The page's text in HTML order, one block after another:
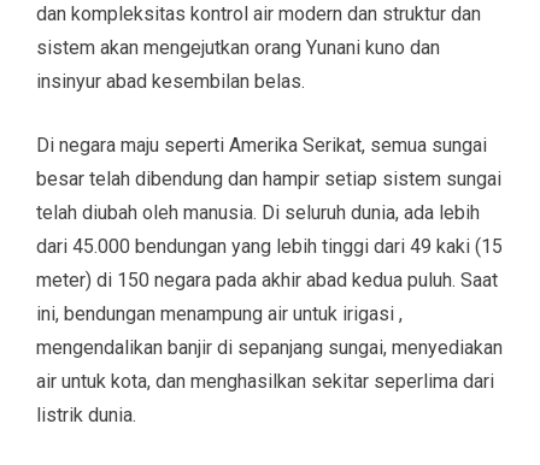
dan kompleksitas kontrol air modern dan struktur dan
sistem akan mengejutkan orang Yunani kuno dan
insinyur abad kesembilan belas.
Di negara maju seperti Amerika Serikat, semua sungai
besar telah dibendung dan hampir setiap sistem sungai
telah diubah oleh manusia. Di seluruh dunia, ada lebih
dari 45.000 bendungan yang lebih tinggi dari 49 kaki (15
meter) di 150 negara pada akhir abad kedua puluh. Saat
ini, bendungan menampung air untuk irigasi ,
mengendalikan banjir di sepanjang sungai, menyediakan
air untuk kota, dan menghasilkan sekitar seperlima dari
listrik dunia.